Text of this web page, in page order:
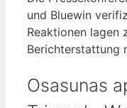
und Bluewin
Reaktionen lagen
Berichterstattung
Osasunas